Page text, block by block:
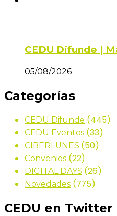
CEDU Difunde |
05/08/2026
Categorías
CEDU Difunde (445)
CEDU Eventos (33)
CIBERLUNES (50)
Convenios (22)
DIGITAL DAYS (26)
Novedades (775)
CEDU en Twitter